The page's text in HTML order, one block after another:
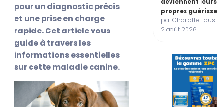
pour un diagnostic précis
et une prise en charge
rapide. Cet article vous
guide à travers les
informations essentielles
sur cette maladie canine.
propres
par Charlotte
2 août 2026